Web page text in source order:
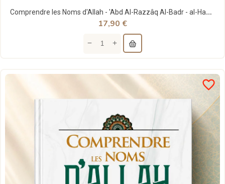
Comprendre les Noms d'Allah - 'Abd Al-Razzâq Al-Badr - al-Hadith
17,90 €
favorite_border